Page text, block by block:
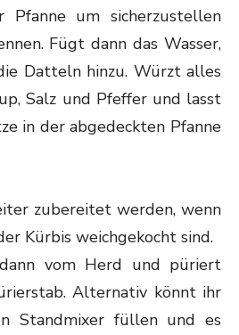
um sicherzustellen
Fügt dann das Wasser,
Datteln hinzu. Würzt alles
Salz und Pfeffer und lasst
in der abgedeckten Pfanne
zubereitet werden, wenn
Kürbis weichgekocht sind.
vom Herd und püriert
Alternativ könnt ihr
Standmixer füllen und es